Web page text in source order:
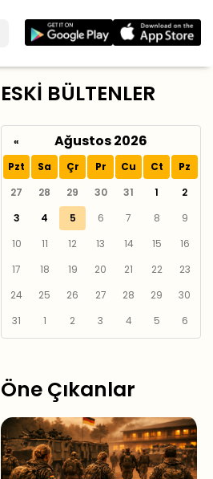
ESKİ BÜLTENLER
« Ağustos 2026
Pzt Sa Çr Pr Cu Ct
Pz
27
28 29 30 31 1
2
3
4 5 6 7 8
9
10
11 12 13 14 15
16
17
18 19 20 21 22
23
24
25 26 27 28 29
30
31
1 2 3 4 5 6
Öne Çıkanlar